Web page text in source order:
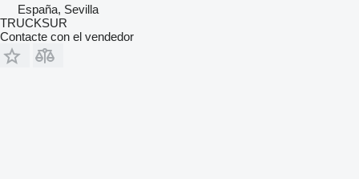
España, Sevilla
TRUCKSUR
Contacte con el vendedor